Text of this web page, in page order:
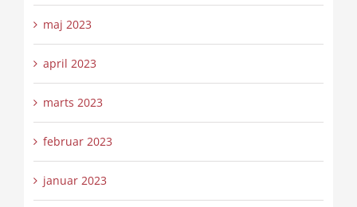
maj 2023
april 2023
marts 2023
februar 2023
januar 2023